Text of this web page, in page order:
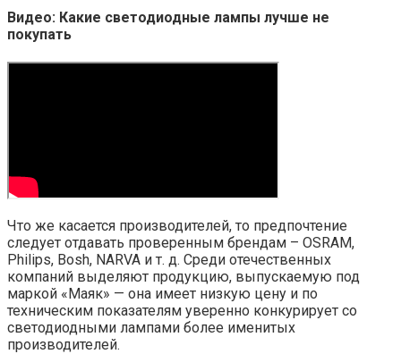
Видео: Какие светодиодные лампы лучше не
покупать
Что же касается производителей, то предпочтение
следует отдавать проверенным брендам – OSRAM,
Philips, Bosh, NARVA и т. д. Среди отечественных
компаний выделяют продукцию, выпускаемую под
маркой «Маяк» — она имеет низкую цену и по
техническим показателям уверенно конкурирует со
светодиодными лампами более именитых
производителей.